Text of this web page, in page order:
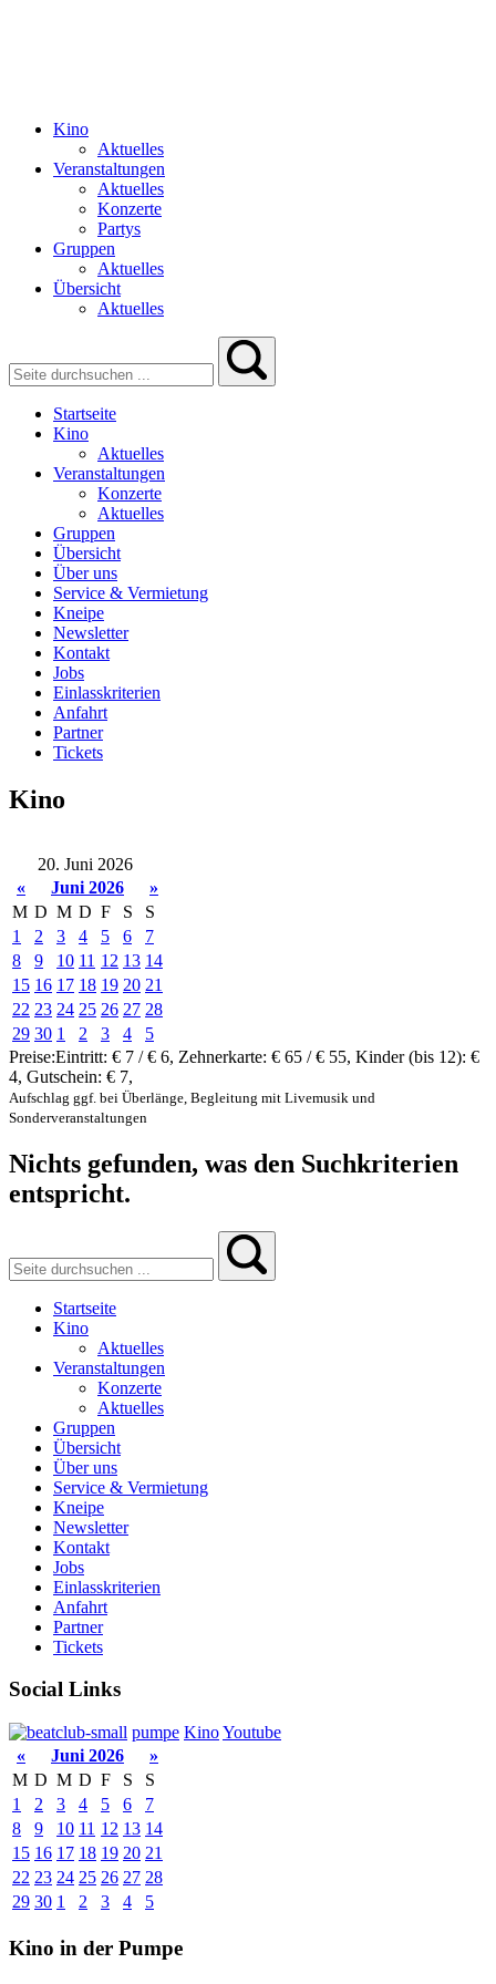
Kino
Aktuelles
Veranstaltungen
Aktuelles
Konzerte
Partys
Gruppen
Aktuelles
Übersicht
Aktuelles
Startseite
Kino
Aktuelles
Veranstaltungen
Konzerte
Aktuelles
Gruppen
Übersicht
Über uns
Service & Vermietung
Kneipe
Newsletter
Kontakt
Jobs
Einlasskriterien
Anfahrt
Partner
Tickets
Kino
20. Juni 2026
«
Juni 2026
»
M D M D F S
S
1
2 3 4 5 6
7
8
9 10 11 12 13 14
15 16 17 18 19 20 21
22 23 24 25 26 27 28
29 30 1 2 3 4
5
Preise:Eintritt: € 7 / € 6, Zehnerkarte: € 65 / € 55, Kinder (bis 12): €
4, Gutschein: € 7,
Aufschlag ggf. bei Überlänge, Begleitung mit Livemusik und
Sonderveranstaltungen
Nichts gefunden, was den Suchkriterien
entspricht.
Startseite
Kino
Aktuelles
Veranstaltungen
Konzerte
Aktuelles
Gruppen
Übersicht
Über uns
Service & Vermietung
Kneipe
Newsletter
Kontakt
Jobs
Einlasskriterien
Anfahrt
Partner
Tickets
Social Links
pumpe KinoYoutube
«
Juni 2026
»
M D M D F S
S
1
2 3 4 5 6
7
8
9 10 11 12 13 14
15 16 17 18 19 20 21
22 23 24 25 26 27 28
29 30 1 2 3 4 5
Kino in der Pumpe